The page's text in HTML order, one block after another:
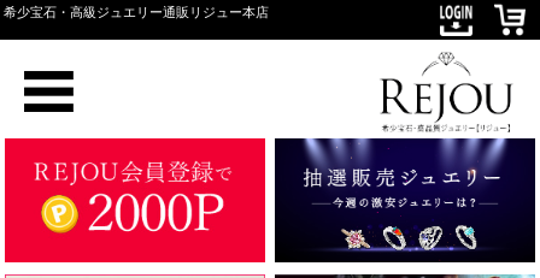
希少宝石・高級ジュエリー通販リジュー本店